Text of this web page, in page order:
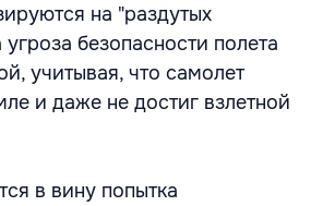
на "раздутых
безопасности полета
учитывая, что самолет
и даже не достиг взлетной
в вину попытка